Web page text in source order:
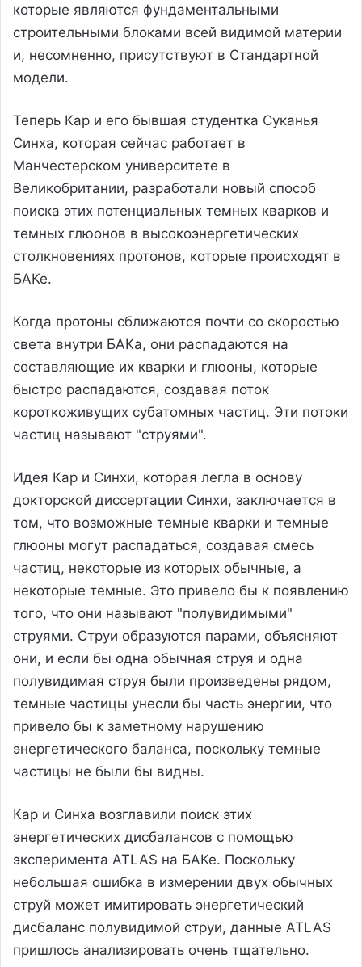
которые являются фундаментальными
строительными блоками всей видимой материи
и, несомненно, присутствуют в Стандартной
модели.
Теперь Кар и его бывшая студентка Суканья
Синха, которая сейчас работает в
Манчестерском университете в
Великобритании, разработали новый способ
поиска этих потенциальных темных кварков и
темных глюонов в высокоэнергетических
столкновениях протонов, которые происходят в
БАКе.
Когда протоны сближаются почти со скоростью
света внутри БАКа, они распадаются на
составляющие их кварки и глюоны, которые
быстро распадаются, создавая поток
короткоживущих субатомных частиц. Эти потоки
частиц называют "струями".
Идея Кар и Синхи, которая легла в основу
докторской диссертации Синхи, заключается в
том, что возможные темные кварки и темные
глюоны могут распадаться, создавая смесь
частиц, некоторые из которых обычные, а
некоторые темные. Это привело бы к появлению
того, что они называют "полувидимыми"
струями. Струи образуются парами, объясняют
они, и если бы одна обычная струя и одна
полувидимая струя были произведены рядом,
темные частицы унесли бы часть энергии, что
привело бы к заметному нарушению
энергетического баланса, поскольку темные
частицы не были бы видны.
Кар и Синха возглавили поиск этих
энергетических дисбалансов с помощью
эксперимента ATLAS на БАКе. Поскольку
небольшая ошибка в измерении двух обычных
струй может имитировать энергетический
дисбаланс полувидимой струи, данные ATLAS
пришлось анализировать очень тщательно.